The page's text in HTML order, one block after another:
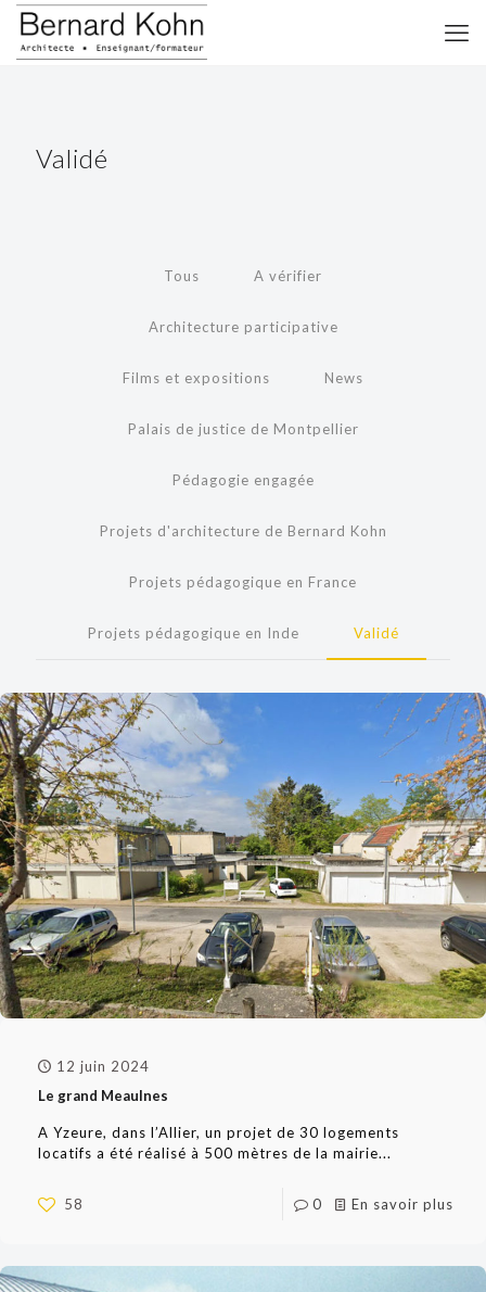
Validé
Tous A vérifier
Architecture participative
Films et expositions News
Palais de justice de Montpellier
Pédagogie engagée
Projets d'architecture de Bernard Kohn
Projets pédagogique en France
Projets pédagogique en Inde Validé
12 juin 2024
Le grand Meaulnes
A Yzeure, dans l’Allier, un projet de 30 logements
locatifs a été réalisé à 500 mètres de la mairie...
58 0 En savoir plus